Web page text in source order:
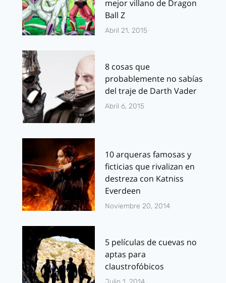
mejor villano de Dragon
Ball Z
Abril 21, 2015
8 cosas que
probablemente no sabías
del traje de Darth Vader
Abril 6, 2015
10 arqueras famosas y
ficticias que rivalizan en
destreza con Katniss
Everdeen
Noviembre 20, 2014
5 películas de cuevas no
aptas para
claustrofóbicos